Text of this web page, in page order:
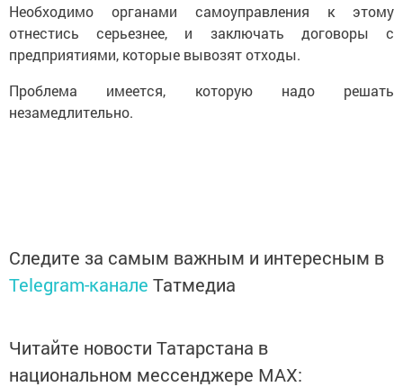
Необходимо органами самоуправления к этому
отнестись серьезнее, и заключать договоры с
предприятиями, которые вывозят отходы.
Проблема имеется, которую надо решать
незамедлительно.
Следите за самым важным и интересным в
Telegram-канале Татмедиа
Читайте новости Татарстана в
национальном мессенджере MАХ: